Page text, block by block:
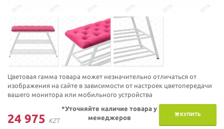
Цветовая гамма товара может незначительно отличаться от
изображения на сайте в зависимости от настроек цветопередачи
вашего монитора или мобильного устройства
24 975 KZT
КУПИТЬ
*Уточняйте наличие товара у
менеджеров